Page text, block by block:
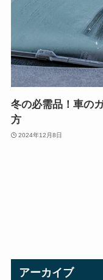
冬の必需品！車の
方
2024年12月8日
アーカイブ